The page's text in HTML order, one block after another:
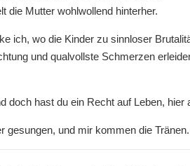
die Mutter wohlwollend hinterher.
ich, wo die Kinder zu sinnloser
und qualvollste Schmerzen
doch hast du ein Recht auf Leben,
gesungen, und mir kommen die Tränen.